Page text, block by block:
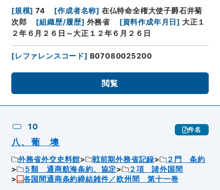
[規模] 74 [作成者名称] 在仏特命全権大使子爵石井菊
次郎
[組織歴/履歴] 外務省 [資料作成年月日] 大正１
２年６月２６日～大正１２年６月２６日
[レファレンスコード] B07080025200
閲覧
10 件名
八、葡 墺
外務省外交史料館 戦前期外務省記録
２門 条約
５類 通商航海条約、協定
２項 諸外国間
各国間通商条約締結雑件／欧州間 第十一巻